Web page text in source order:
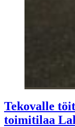
Tekovalle
toimitilaa